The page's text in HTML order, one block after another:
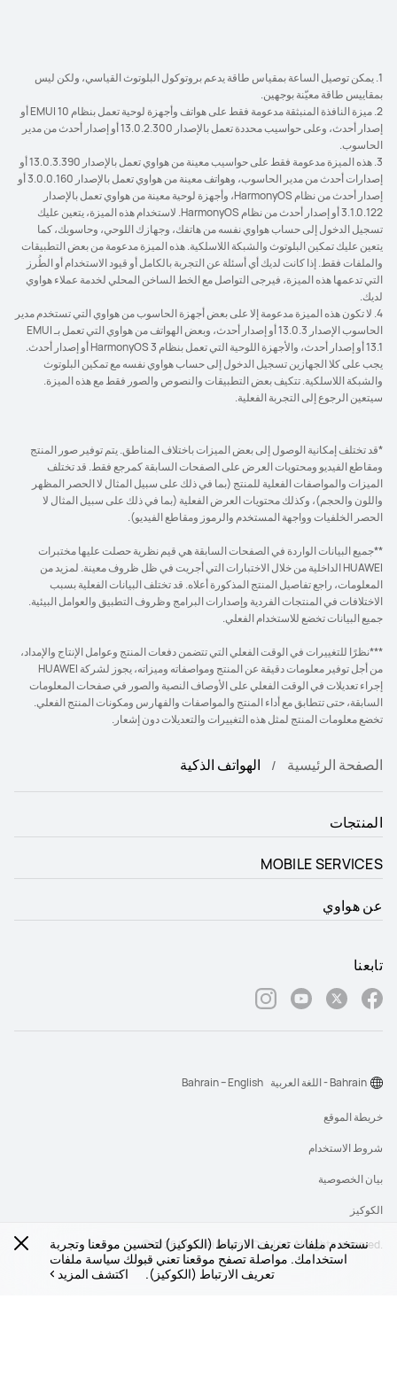
نستخدم ملفات تعريف الارتباط (الكوكيز) لتحسين موقعنا وتجربة
استخدامك. مواصلة تصفح موقعنا تعني قبولك سياسة ملفات
تعريف الارتباط (الكوكيز).
اكتشف المزيد
1. يمكن توصيل الساعة بمقياس طاقة يدعم بروتوكول البلوتوث القياسي، ولكن ليس
بمقاييس طاقة معيّنة بوجهين.
2. ميزة النافذة المنبثقة مدعومة فقط على هواتف وأجهزة لوحية تعمل بنظام EMUI 10 أو
إصدار أحدث، وعلى حواسيب محددة تعمل بالإصدار 13.0.2.300 أو إصدار أحدث من مدير
الحاسوب.
3. هذه الميزة مدعومة فقط على حواسيب معينة من هواوي تعمل بالإصدار 13.0.3.390 أو
إصدارات أحدث من مدير الحاسوب، وهواتف معينة من هواوي تعمل بالإصدار 3.0.0.160 أو
إصدار أحدث من نظام HarmonyOS، وأجهزة لوحية معينة من هواوي تعمل بالإصدار
3.1.0.122 أو إصدار أحدث من نظام HarmonyOS. لاستخدام هذه الميزة، يتعين عليك
تسجيل الدخول إلى حساب هواوي نفسه من هاتفك، وجهازك اللوحي، وحاسوبك، كما
يتعين عليك تمكين البلوتوث والشبكة اللاسلكية. هذه الميزة مدعومة من بعض التطبيقات
والملفات فقط. إذا كانت لديك أي أسئلة عن التجربة بالكامل أو قيود الاستخدام أو الطُرز
التي تدعمها هذه الميزة، فيرجى التواصل مع الخط الساخن المحلي لخدمة عملاء هواوي
لديك.
4. لا تكون هذه الميزة مدعومة إلا على بعض أجهزة الحاسوب من هواوي التي تستخدم مدير
الحاسوب الإصدار 13.0.3 أو إصدار أحدث، وبعض الهواتف من هواوي التي تعمل بـ EMUI
13.1 أو إصدار أحدث، والأجهزة اللوحية التي تعمل بنظام HarmonyOS 3 أو إصدار أحدث.
يجب على كلا الجهازين تسجيل الدخول إلى حساب هواوي نفسه مع تمكين البلوتوث
والشبكة اللاسلكية. تتكيف بعض التطبيقات والنصوص والصور فقط مع هذه الميزة.
سيتعين الرجوع إلى التجربة الفعلية.
*قد تختلف إمكانية الوصول إلى بعض الميزات باختلاف المناطق. يتم توفير صور المنتج
ومقاطع الفيديو ومحتويات العرض على الصفحات السابقة كمرجع فقط. قد تختلف
الميزات والمواصفات الفعلية للمنتج (بما في ذلك على سبيل المثال لا الحصر المظهر
واللون والحجم)، وكذلك محتويات العرض الفعلية (بما في ذلك على سبيل المثال لا
الحصر الخلفيات وواجهة المستخدم والرموز ومقاطع الفيديو).
**جميع البيانات الواردة في الصفحات السابقة هي قيم نظرية حصلت عليها مختبرات
HUAWEI الداخلية من خلال الاختبارات التي أجريت في ظل ظروف معينة. لمزيد من
المعلومات، راجع تفاصيل المنتج المذكورة أعلاه. قد تختلف البيانات الفعلية بسبب
الاختلافات في المنتجات الفردية وإصدارات البرامج وظروف التطبيق والعوامل البيئية.
جميع البيانات تخضع للاستخدام الفعلي.
***نظرًا للتغييرات في الوقت الفعلي التي تتضمن دفعات المنتج وعوامل الإنتاج والإمداد،
من أجل توفير معلومات دقيقة عن المنتج ومواصفاته وميزاته، يجوز لشركة HUAWEI
إجراء تعديلات في الوقت الفعلي على الأوصاف النصية والصور في صفحات المعلومات
السابقة، حتى تتطابق مع أداء المنتج والمواصفات والفهارس ومكونات المنتج الفعلي.
تخضع معلومات المنتج لمثل هذه التغييرات والتعديلات دون إشعار.
الصفحة الرئيسية الهواتف الذكية
المنتجات
MOBILE SERVICES
عن هواوي
تابعنا
‎©2026 Huawei Device Co., Ltd. All rights reserved.‎
خريطة الموقع
شروط الاستخدام
بيان الخصوصية
الكوكيز
Bahrain - اللغة العربية Bahrain – English